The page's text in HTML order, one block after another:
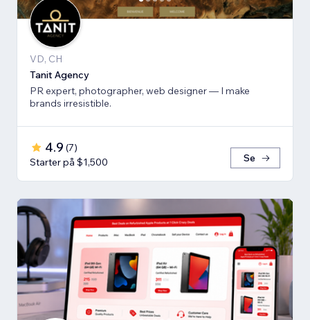
VD, CH
Tanit Agency
PR expert, photographer, web designer — I make
brands irresistible.
4.9 (7)
Starter på $1,500
Se